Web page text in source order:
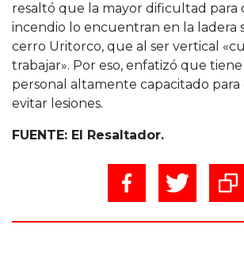
resaltó que la mayor dificultad para
incendio lo encuentran en la ladera
cerro Uritorco, que al ser vertical
trabajar». Por eso, enfatizó que
personal altamente capacitado para
evitar lesiones.
FUENTE: El Resaltador.